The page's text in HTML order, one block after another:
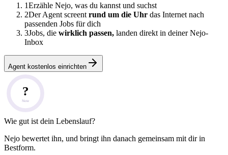
1Erzähle Nejo, was du kannst und suchst
2Der Agent screent rund um die Uhr das Internet nach
passenden Jobs für dich
3Jobs, die wirklich passen, landen direkt in deiner Nejo-
Inbox
Agent kostenlos einrichten
?
Note
Wie gut ist dein Lebenslauf?
Nejo bewertet ihn, und bringt ihn danach gemeinsam mit dir in
Bestform.